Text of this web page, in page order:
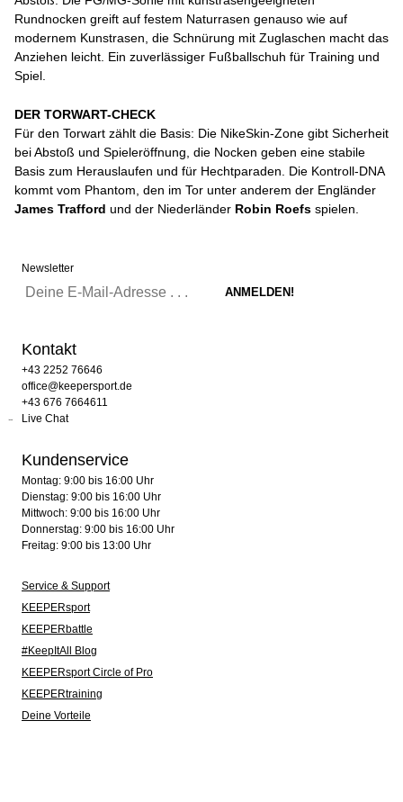
Rundnocken greift auf festem Naturrasen genauso wie auf
modernem Kunstrasen, die Schnürung mit Zuglaschen macht das
Anziehen leicht. Ein zuverlässiger Fußballschuh für Training und
Spiel.
DER TORWART-CHECK
Für den Torwart zählt die Basis: Die NikeSkin-Zone gibt Sicherheit
bei Abstoß und Spieleröffnung, die Nocken geben eine stabile
Basis zum Herauslaufen und für Hechtparaden. Die Kontroll-DNA
kommt vom Phantom, den im Tor unter anderem der Engländer
James Trafford und der Niederländer Robin Roefs spielen.
Newsletter
Kontakt
+43 2252 76646
office@keepersport.de
+43 676 7664611
Live Chat
Kundenservice
Montag: 9:00 bis 16:00 Uhr
Dienstag: 9:00 bis 16:00 Uhr
Mittwoch: 9:00 bis 16:00 Uhr
Donnerstag: 9:00 bis 16:00 Uhr
Freitag: 9:00 bis 13:00 Uhr
Service & Support
KEEPERsport
KEEPERbattle
#KeepItAll Blog
KEEPERsport Circle of Pro
KEEPERtraining
Deine Vorteile